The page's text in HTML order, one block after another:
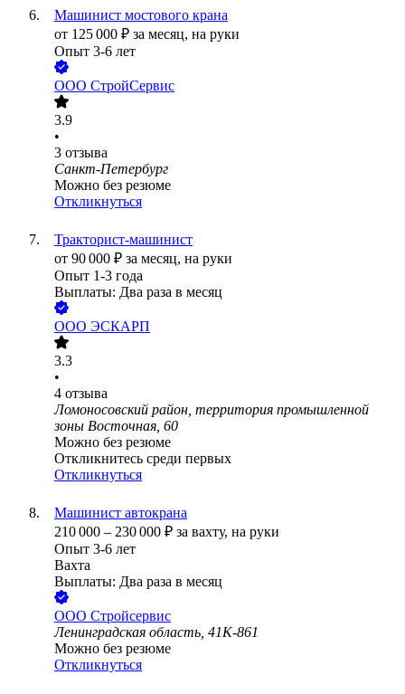
Машинист мостового крана
от 125 000 ₽ за месяц, на руки
Опыт 3-6 лет
ООО СтройСервис
3.9
•
3 отзыва
Санкт-Петербург
Можно без резюме
Откликнуться
Тракторист-машинист
от 90 000 ₽ за месяц, на руки
Опыт 1-3 года
Выплаты: Два раза в месяц
ООО ЭСКАРП
3.3
•
4 отзыва
Ломоносовский район, территория промышленной
зоны Восточная, 60
Можно без резюме
Откликнитесь среди первых
Откликнуться
Машинист автокрана
210 000 – 230 000 ₽ за вахту, на руки
Опыт 3-6 лет
Вахта
Выплаты: Два раза в месяц
ООО Стройсервис
Ленинградская область, 41К-861
Можно без резюме
Откликнуться